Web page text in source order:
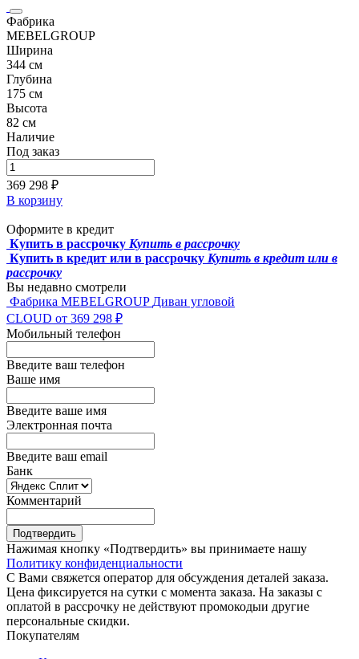
Фабрика
MEBELGROUP
Ширина
344 см
Глубина
175 см
Высота
82 см
Наличие
Под заказ
369 298 ₽
В корзину
Оформите в кредит
Купить в рассрочку Купить в рассрочку
Купить в кредит или в рассрочку Купить в кредит или в
рассрочку
Вы недавно смотрели
Фабрика MEBELGROUP Диван угловой
CLOUD от 369 298 ₽
Мобильный телефон
Введите ваш телефон
Ваше имя
Введите ваше имя
Электронная почта
Введите ваш email
Банк
Комментарий
Подтвердить
Нажимая кнопку «Подтвердить» вы принимаете нашу
Политику конфиденциальности
С Вами свяжется оператор для обсуждения деталей заказа.
Цена фиксируется на сутки с момента заказа. На заказы с
оплатой в рассрочку не действуют промокодыи другие
персональные скидки.
Покупателям